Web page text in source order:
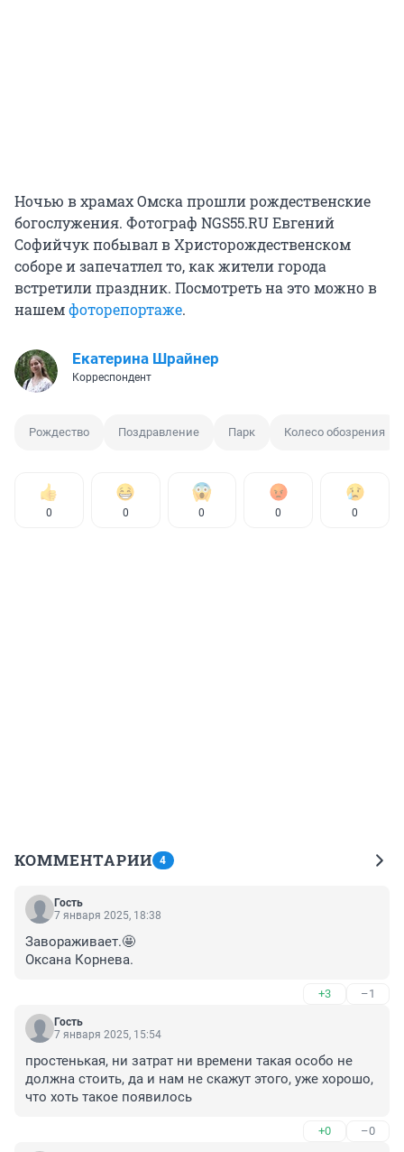
Ночью в храмах Омска прошли рождественские
богослужения. Фотограф NGS55.RU Евгений
Софийчук побывал в Христорождественском
соборе и запечатлел то, как жители города
встретили праздник. Посмотреть на это можно в
нашемфоторепортаже.
Екатерина Шрайнер
Корреспондент
Рождество Поздравление Парк Колесо обозрения
0 0 0 0 0
КОММЕНТАРИИ 4
Гость
7 января 2025, 18:38
Завораживает.🤩
Оксана Корнева.
+3 –1
Гость
7 января 2025, 15:54
простенькая, ни затрат ни времени такая особо не
должна стоить, да и нам не скажут этого, уже хорошо,
что хоть такое появилось
+0 –0